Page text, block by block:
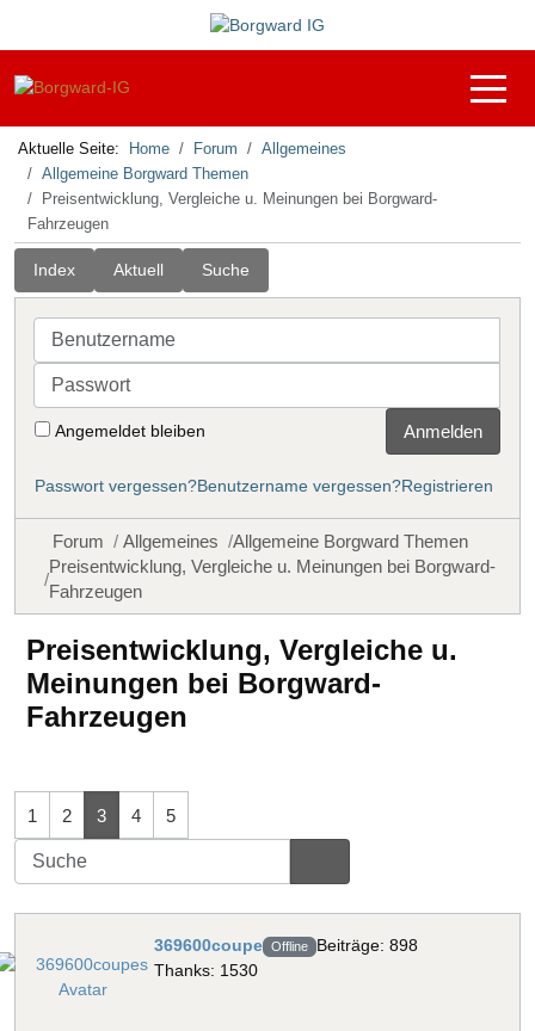
Off-
Aktuelle Seite: Home Forum
Allgemeines
Allgemeine Borgward Themen
Preisentwicklung, Vergleiche u. Meinungen bei Borgward-
Fahrzeugen
Index Aktuell Suche
Benutzername
Passwort
Angemeldet bleiben Anmelden
Passwort vergessen?Benutzername vergessen?Registrieren
Forum Allgemeines
Allgemeine Borgward Themen
Preisentwicklung, Vergleiche u. Meinungen bei Borgward-
Fahrzeugen
Preisentwicklung, Vergleiche u.
Meinungen bei Borgward-
Fahrzeugen
1 2 3 4 5
369600coupe Offline Beiträge: 898
Thanks: 1530